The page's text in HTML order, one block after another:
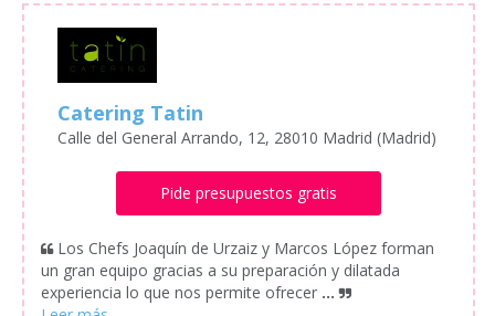
Catering Tatin
Calle del General Arrando, 12, 28010 Madrid (Madrid)
Pide presupuestos gratis
Los Chefs Joaquín de Urzaiz y Marcos López forman
un gran equipo gracias a su preparación y dilatada
experiencia lo que nos permite ofrecer ...